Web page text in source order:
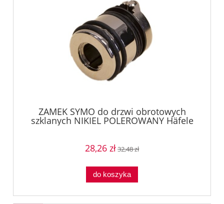
ZAMEK SYMO do drzwi obrotowych
szklanych NIKIEL POLEROWANY Häfele
28,26 zł32,48 zł
do koszyka